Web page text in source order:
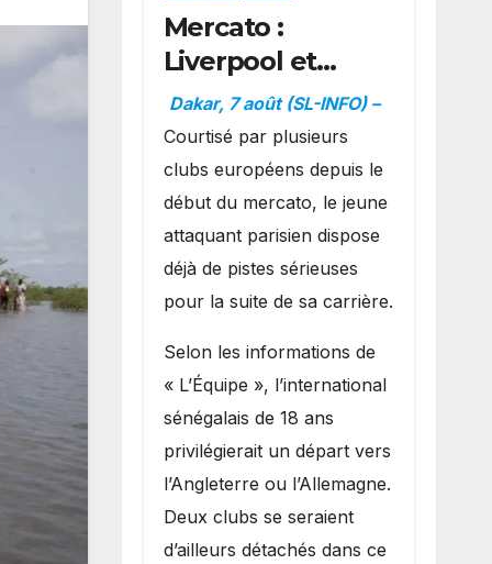
Mercato :
Liverpool et
Dortmund se
positionnent en
favoris pour
recruter Ibrahim
Mbaye
Dakar, 7 août (SL-INFO) –
Courtisé par plusieurs
clubs européens depuis le
début du mercato, le jeune
attaquant parisien dispose
déjà de pistes sérieuses
pour la suite de sa carrière.
Selon les informations de
« L’Équipe », l’international
sénégalais de 18 ans
privilégierait un départ vers
l’Angleterre ou l’Allemagne.
Deux clubs se seraient
d’ailleurs détachés dans ce